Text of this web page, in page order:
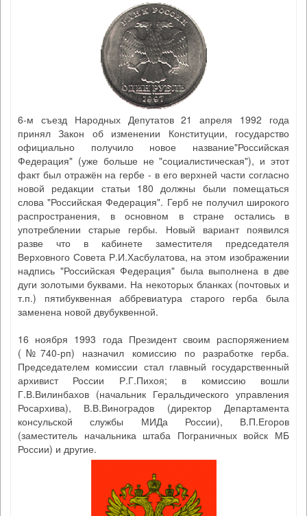
6-м съезд Народных Депутатов 21 апреля 1992 года
принял Закон об изменении Конституции, государство
официально получило новое название"Российская
Федерация" (уже больше не "социалистическая"), и этот
факт был отражён на гербе - в его верхней части согласно
новой редакции статьи 180 должны были помещаться
слова "Российская Федерация". Герб не получил широкого
распространения, в основном в стране остались в
употреблении старые гербы. Новый вариант появился
разве что в кабинете заместителя председателя
Верховного Совета Р.И.Хасбулатова, на этом изображении
надпись "Российская Федерация" была выполнена в две
дуги золотыми буквами. На некоторых бланках (почтовых и
т.п.) пятибуквенная аббревиатура старого герба была
заменена новой двубуквенной.
16 ноября 1993 года Президент своим распоряжением
(№740-рп) назначил комиссию по разработке герба.
Председателем комиссии стал главный государственный
архивист России Р.Г.Пихоя; в комиссию вошли
Г.В.Вилинбахов (начальник Геральдического управления
Росархива), В.В.Виноградов (директор Департамента
консульской службы МИДа России), В.П.Егоров
(заместитель начальника штаба Пограничных войск МБ
России) и другие.